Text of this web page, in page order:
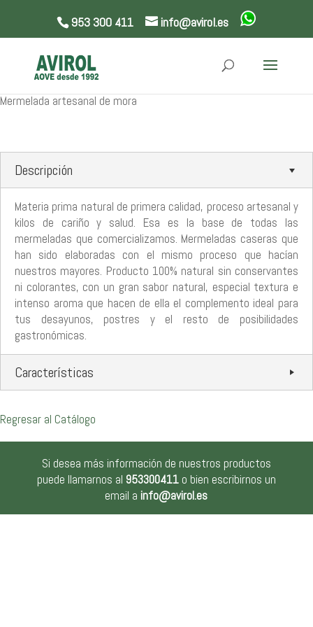
953 300 411 info@avirol.es
Mermelada artesanal de mora
Descripción
Materia prima natural de primera calidad, proceso artesanal y
kilos de cariño y salud. Esa es la base de todas las
mermeladas que comercializamos. Mermeladas caseras que
han sido elaboradas con el mismo proceso que hacían
nuestros mayores. Producto 100% natural sin conservantes
ni colorantes, con un gran sabor natural, especial textura e
intenso aroma que hacen de ella el complemento ideal para
tus desayunos, postres y el resto de posibilidades
gastronómicas.
Características
Regresar al Catálogo
Si desea más información de nuestros productos
puede llamarnos al 953300411o bien escribirnos un
email a info@avirol.es